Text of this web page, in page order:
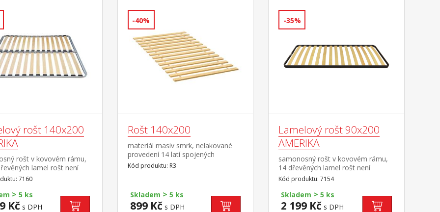
rošt 140x200
rošt v kovovém rámu,
lamel rošt není
postele, do kterých má
laťkový rošt R3
7160
> 5 ks
Kč s DPH
-40%
Rošt 140x200
materiál masiv smrk, nelakované
provedení 14 latí spojených
textilním tkalounem
Kód produktu: R3
Skladem > 5 ks
899 Kč s DPH
-35%
Lamelový rošt 90x200
AMERIKA
samonosný rošt v kovovém rámu,
14 dřevěných lamel rošt není
vhodný pro postele, do kterých má
být použit laťkový rošt R1
Kód produktu: 7154
Skladem > 5 ks
2 199 Kč s DPH